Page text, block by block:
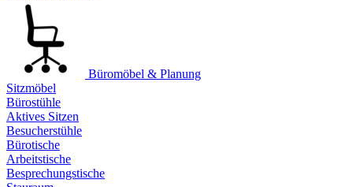
Büromöbel & Planung
Sitzmöbel
Bürostühle
Aktives Sitzen
Besucherstühle
Bürotische
Arbeitstische
Besprechungstische